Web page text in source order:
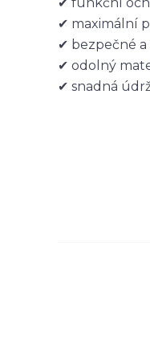
✔ maximální
✔ bezpečné
✔ odolný
✔ snadná